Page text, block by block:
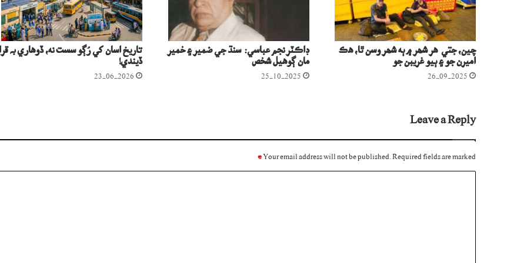
چين، جتي هر شھر ۾ ٻه شھر وسن ٿا، هڪ
اميرن جو ۽ ٻيو غريبن جو
26-09-2025
ڊاڪٽر نجم عباسي: سنڌ جي ضمير ۽ خمير
مان ڳوهيل شخص
25-10-2025
تاريخ اسان کي رُڳو سست نه، ڏوهاري بہ
ڏيندي!
23-06-2026
Leave a Reply
Your email address will not be published.Required fields are marked
*